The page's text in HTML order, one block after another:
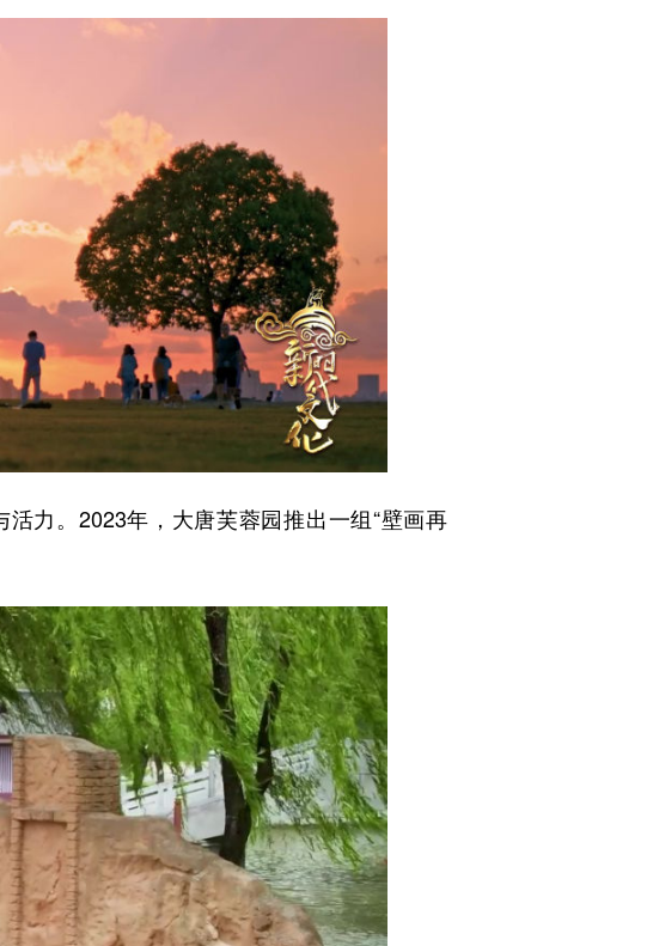
力。2023年，大唐芙蓉园推出一组“壁画再